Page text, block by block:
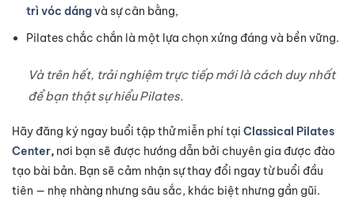
trì vóc dángvà sự cân bằng,
Pilates chắc chắn là một lựa chọn xứng đáng và bền vững.
Và trên hết, trải nghiệm trực tiếp mới là cách duy nhất
để bạn thật sự hiểu Pilates.
Hãy đăng ký ngay buổi tập thử miễn phí tại Classical Pilates
Center, nơi bạn sẽ được hướng dẫn bởi chuyên gia được đào
tạo bài bản. Bạn sẽ cảm nhận sự thay đổi ngay từ buổi đầu
tiên — nhẹ nhàng nhưng sâu sắc, khác biệt nhưng gần gũi.